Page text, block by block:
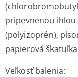
pripevnenou ihlou
(polyizoprén),
papierová
Veľkosť balenia: